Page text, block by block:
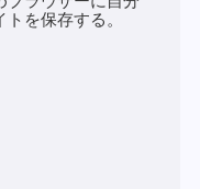
を保存する。